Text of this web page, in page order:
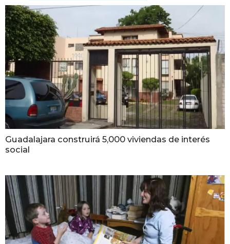
Guadalajara construirá 5,000 viviendas de interés
social